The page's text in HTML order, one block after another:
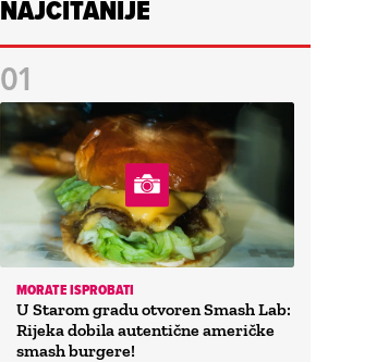
NAJČITANIJE
MORATE ISPROBATI
U Starom gradu otvoren Smash Lab:
Rijeka dobila autentične američke
smash burgere!